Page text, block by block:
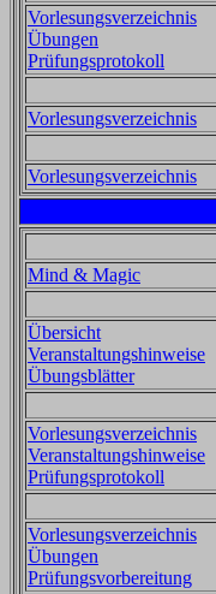
Vorlesungsverzeichnis
Übungen
Prüfungsprotokoll
Vorlesungsverzeichnis
Vorlesungsverzeichnis
Mind & Magic
Übersicht
Veranstaltungshinweise
Übungsblätter
Vorlesungsverzeichnis
Veranstaltungshinweise
Prüfungsprotokoll
Vorlesungsverzeichnis
Übungen
Prüfungsvorbereitung